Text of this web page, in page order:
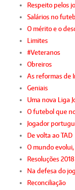
Respeito pelos
Salários no
O mérito e o
Limites
#Veteranos
Obreiros
As reformas de
Geniais
Uma nova Liga
O futebol que
Jogador
De volta ao TAD
O mundo
Resoluções 2018
Na defesa do
Reconciliação